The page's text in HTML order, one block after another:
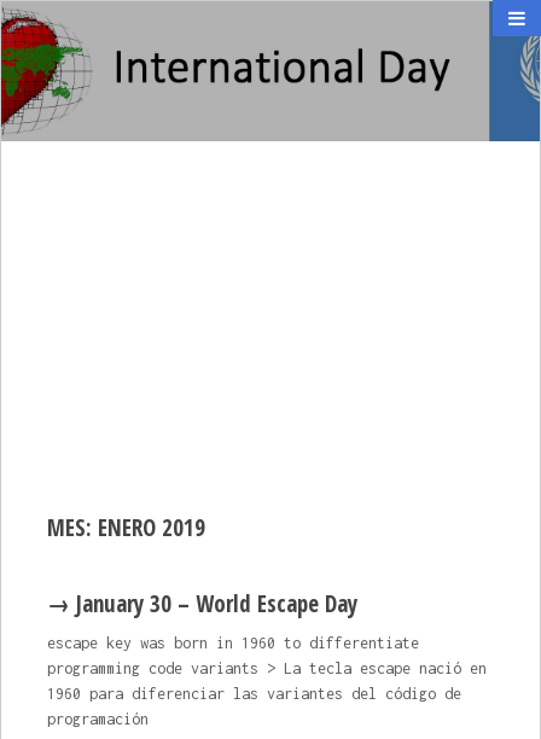
INTERNATIONAL DAY
día internacional
MES: ENERO 2019
→ January 30 – World Escape Day
escape key was born in 1960 to differentiate
programming code variants > La tecla escape nació en
1960 para diferenciar las variantes del código de
programación